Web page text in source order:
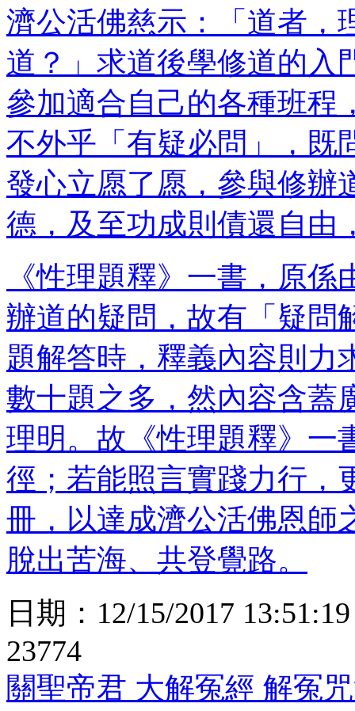
濟公活佛慈示：「道者，
道？」求道後學修道的入
參加適合自己的各種班程
不外乎「有疑必問」，既
發心立愿了愿，參與修辦
德，及至功成則債還自由
《性理題釋》一書，原
辦道的疑問，故有「疑問
題解答時，釋義內容則力
數十題之多，然內容含蓋
理明。故《性理題釋》一
徑；若能照言實踐力行，
冊，以達成濟公活佛恩師
脫出苦海、共登覺路。
日期： 12/15/2017 13:51:19
23774
關聖帝君 大解冤經 解冤